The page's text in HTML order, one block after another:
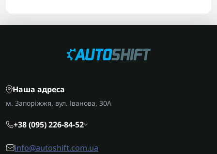
Наша адреса
м. Запоріжжя, вул. Іванова, 30А
+38 (095) 226-84-52
info@autoshift.com.ua